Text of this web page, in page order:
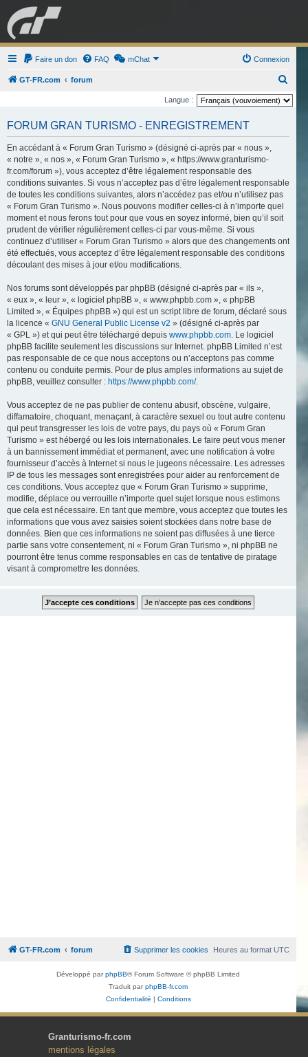
GRAN TURISMO FORUM
BOUTIQUE
Faire un don FAQ mChat Connexion
GT-FR.com forum
e
Langue :
FORUM GRAN TURISMO - ENREGISTREMENT
En accédant à « Forum Gran Turismo » (désigné ci-après par « nous »,
« notre », « nos », « Forum Gran Turismo », « https://www.granturismo-
fr.com/forum »), vous acceptez d’être légalement responsable des
conditions suivantes. Si vous n’acceptez pas d’être légalement responsable
de toutes les conditions suivantes, alors n’accédez pas et/ou n’utilisez pas
« Forum Gran Turismo ». Nous pouvons modifier celles-ci à n’importe quel
moment et nous ferons tout pour que vous en soyez informé, bien qu’il soit
prudent de vérifier régulièrement celles-ci par vous-même. Si vous
continuez d’utiliser « Forum Gran Turismo » alors que des changements ont
été effectués, vous acceptez d’être légalement responsable des conditions
découlant des mises à jour et/ou modifications.
Nos forums sont développés par phpBB (désigné ci-après par « ils »,
« eux », « leur », « logiciel phpBB », « www.phpbb.com », « phpBB
Limited », « Équipes phpBB ») qui est un script libre de forum, déclaré sous
la licence « GNU General Public License v2 » (désigné ci-après par
« GPL ») et qui peut être téléchargé depuis www.phpbb.com. Le logiciel
phpBB facilite seulement les discussions sur Internet. phpBB Limited n’est
pas responsable de ce que nous acceptons ou n’acceptons pas comme
contenu ou conduite permis. Pour de plus amples informations au sujet de
phpBB, veuillez consulter : https://www.phpbb.com/.
Vous acceptez de ne pas publier de contenu abusif, obscène, vulgaire,
diffamatoire, choquant, menaçant, à caractère sexuel ou tout autre contenu
qui peut transgresser les lois de votre pays, du pays où « Forum Gran
Turismo » est hébergé ou les lois internationales. Le faire peut vous mener
à un bannissement immédiat et permanent, avec une notification à votre
fournisseur d’accès à Internet si nous le jugeons nécessaire. Les adresses
IP de tous les messages sont enregistrées pour aider au renforcement de
ces conditions. Vous acceptez que « Forum Gran Turismo » supprime,
modifie, déplace ou verrouille n’importe quel sujet lorsque nous estimons
que cela est nécessaire. En tant que membre, vous acceptez que toutes les
informations que vous avez saisies soient stockées dans notre base de
données. Bien que ces informations ne soient pas diffusées à une tierce
partie sans votre consentement, ni « Forum Gran Turismo », ni phpBB ne
pourront être tenus comme responsables en cas de tentative de piratage
visant à compromettre les données.
GT-FR.com forum Heures au formatUTC
Supprimer les cookies
Développé parphpBB® Forum Software © phpBB Limited
Traduit parphpBB-fr.com
Confidentialité | Conditions
Granturismo-fr.com
mentions légales